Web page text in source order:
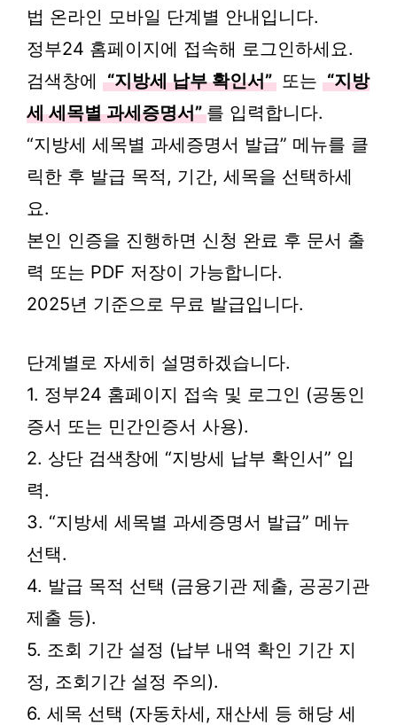
법 온라인 모바일 단계별 안내입니다.
정부24 홈페이지에 접속해 로그인하세요.
검색창에 “지방세 납부 확인서” 또는 “지방
세 세목별 과세증명서” 를 입력합니다.
“지방세 세목별 과세증명서 발급” 메뉴를 클
릭한 후 발급 목적, 기간, 세목을 선택하세
요.
본인 인증을 진행하면 신청 완료 후 문서 출
력 또는 PDF 저장이 가능합니다.
2025년 기준으로 무료 발급입니다.
단계별로 자세히 설명하겠습니다.
1. 정부24 홈페이지 접속 및 로그인 (공동인
증서 또는 민간인증서 사용).
2. 상단 검색창에 “지방세 납부 확인서” 입
력.
3. “지방세 세목별 과세증명서 발급” 메뉴
선택.
4. 발급 목적 선택 (금융기관 제출, 공공기관
제출 등).
5. 조회 기간 설정 (납부 내역 확인 기간 지
정, 조회기간 설정 주의).
6. 세목 선택 (자동차세, 재산세 등 해당 세